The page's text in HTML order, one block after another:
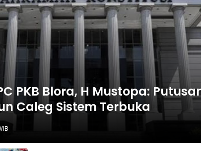
PKB Blora, H Mustopa:
Caleg Sistem Terbuka